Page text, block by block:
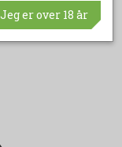
Jeg er over 18 år